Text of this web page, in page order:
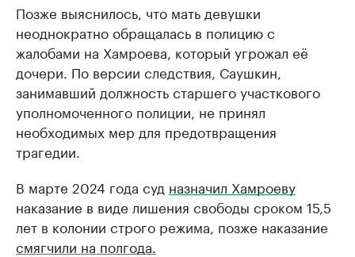
Позже выяснилось, что мать девушки
неоднократно обращалась в полицию с
жалобами на Хамроева, который угрожал её
дочери. По версии следствия, Саушкин,
занимавший должность старшего участкового
уполномоченного полиции, не принял
необходимых мер для предотвращения
трагедии.
В марте 2024 года суд назначил Хамроеву
наказание в виде лишения свободы сроком 15,5
лет в колонии строго режима, позже наказание
смягчили на полгода.